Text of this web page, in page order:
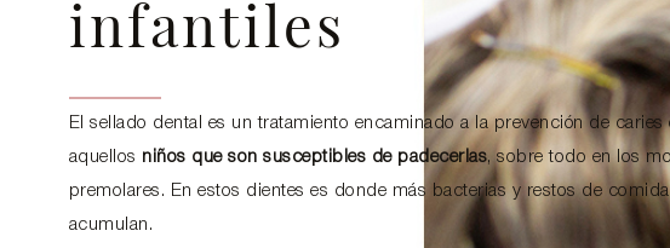
infantiles
El sellado dental es un tratamiento encaminado a la prevención de caries
aquellos niños que son susceptibles de padecerlas, sobre todo en los
premolares. En estos dientes es donde más bacterias y restos de
acumulan.